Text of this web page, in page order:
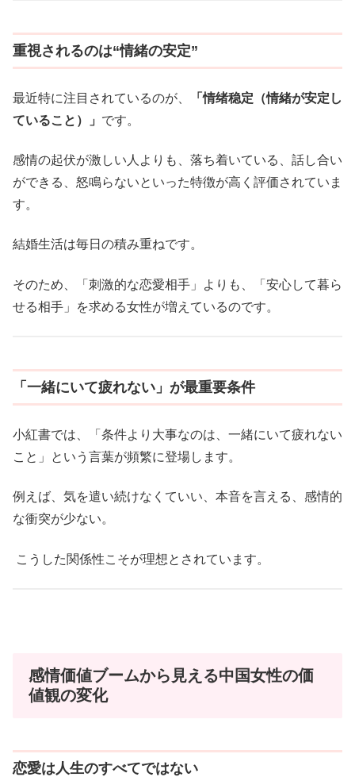
重視されるのは“情緒の安定”
最近特に注目されているのが、
「情绪稳定（情緒が安定し
ていること）」 です。
感情の起伏が激しい人よりも、落ち着いている、話し合い
ができる、怒鳴らないといった特徴が高く評価されていま
す。
結婚生活は毎日の積み重ねです。
そのため、「刺激的な恋愛相手」よりも、「安心して暮ら
せる相手」を求める女性が増えているのです。
「一緒にいて疲れない」が最重要条件
小紅書では、「条件より大事なのは、一緒にいて疲れない
こと」という言葉が頻繁に登場します。
例えば、気を遣い続けなくていい、本音を言える、感情的
な衝突が少ない。
こうした関係性こそが理想とされています。
感情価値ブームから見える中国女性の価
値観の変化
恋愛は人生のすべてではない